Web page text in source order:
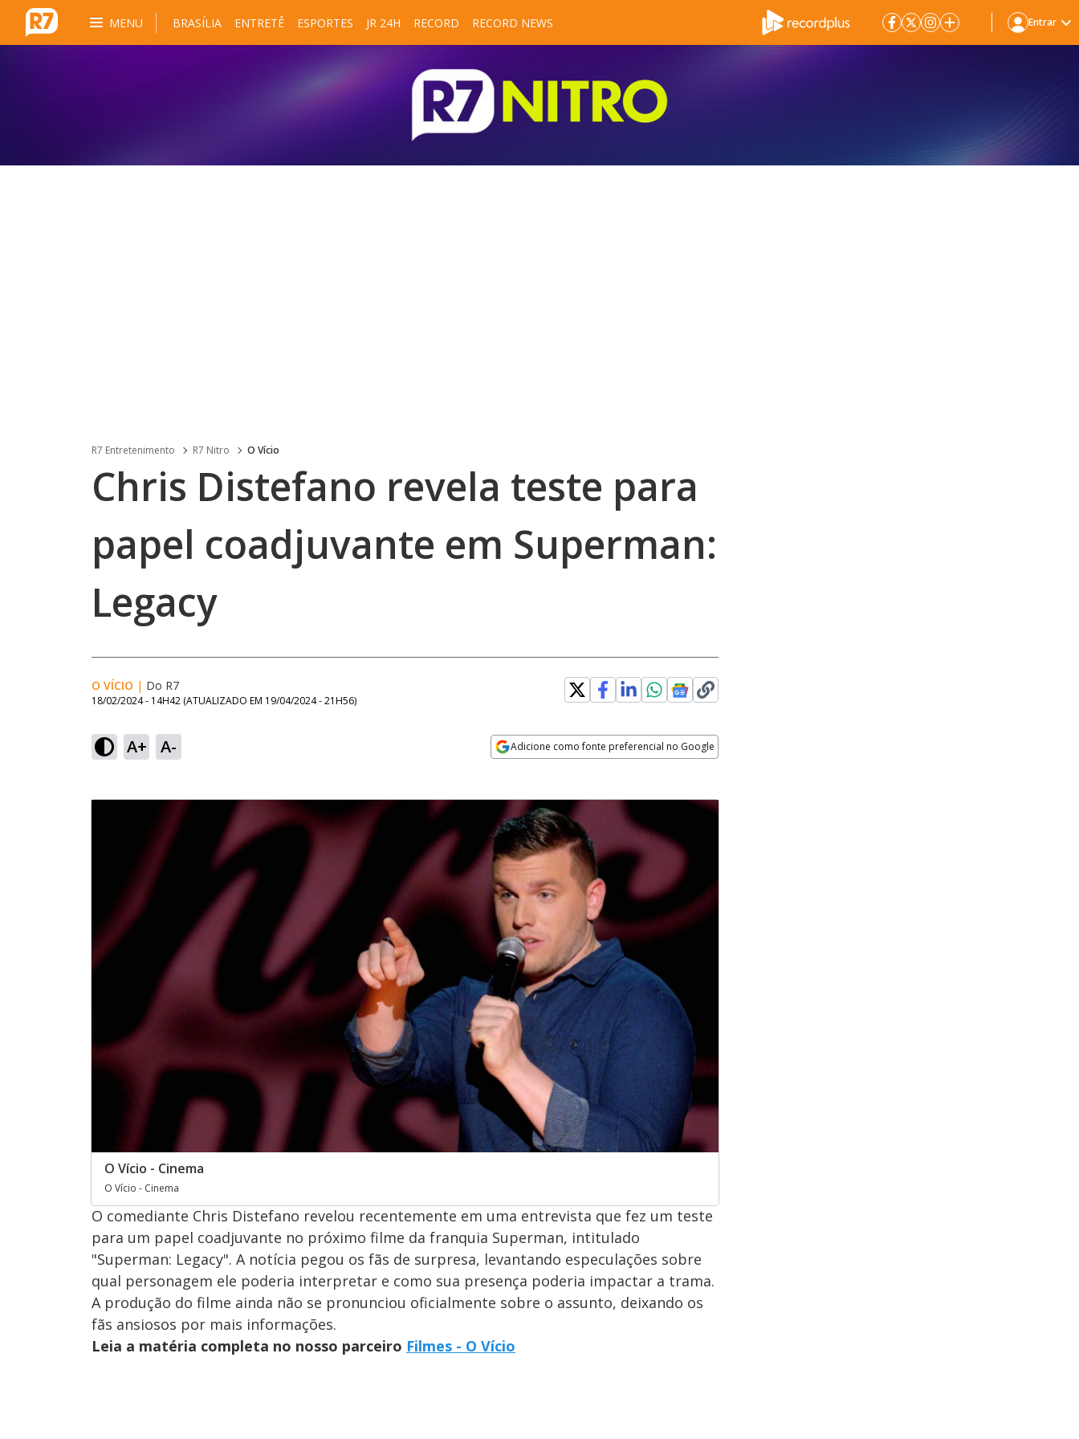
MENU BRASÍLIA ENTRETÊ ESPORTES JR 24H RECORD RECORD NEWS Entrar
R7 Entretenimento R7 Nitro O Vício
Chris Distefano revela teste para
papel coadjuvante em Superman:
Legacy
O VÍCIO | Do R7
18/02/2024 - 14H42 (ATUALIZADO EM 19/04/2024 - 21H56)
A+ A- Adicione como fonte preferencial no Google
O Vício - Cinema
O Vício - Cinema
O comediante Chris Distefano revelou recentemente em uma entrevista que fez um teste
para um papel coadjuvante no próximo filme da franquia Superman, intitulado
"Superman: Legacy". A notícia pegou os fãs de surpresa, levantando especulações sobre
qual personagem ele poderia interpretar e como sua presença poderia impactar a trama.
A produção do filme ainda não se pronunciou oficialmente sobre o assunto, deixando os
fãs ansiosos por mais informações.
Leia a matéria completa no nosso parceiro Filmes - O Vício